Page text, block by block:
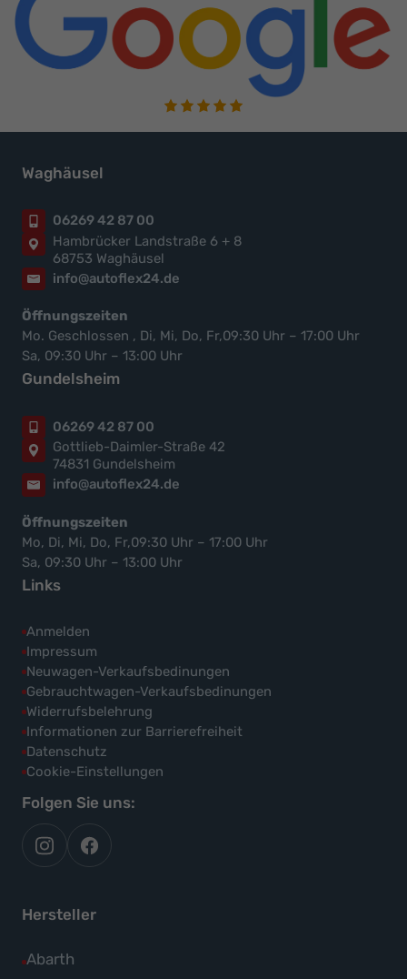
Waghäusel
06269 42 87 00
Hambrücker Landstraße 6 + 8
68753 Waghäusel
info@autoflex24.de
Öffnungszeiten
Mo. Geschlossen , Di, Mi, Do, Fr,09:30 Uhr – 17:00 Uhr
Sa, 09:30 Uhr – 13:00 Uhr
Gundelsheim
06269 42 87 00
Gottlieb-Daimler-Straße 42
74831 Gundelsheim
info@autoflex24.de
Öffnungszeiten
Mo, Di, Mi, Do, Fr,09:30 Uhr – 17:00 Uhr
Sa, 09:30 Uhr – 13:00 Uhr
Links
Anmelden
Impressum
Neuwagen-Verkaufsbedinungen
Gebrauchtwagen-Verkaufsbedinungen
Widerrufsbelehrung
Informationen zur Barrierefreiheit
Datenschutz
Cookie-Einstellungen
Folgen Sie uns:
autoflex
auf
autoflex24
auf
Hersteller
Abarth
Alle